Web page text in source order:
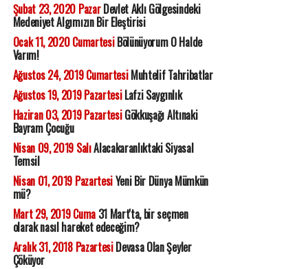
Şubat 23, 2020 PazarDevlet Aklı Gölgesindeki
Medeniyet Algımızın Bir Eleştirisi
Ocak 11, 2020 CumartesiBölünüyorum O Halde
Varım!
Ağustos 24, 2019 CumartesiMuhtelif Tahribatlar
Ağustos 19, 2019 PazartesiLafzi Saygınlık
Haziran 03, 2019 PazartesiGökkuşağı Altınaki
Bayram Çocuğu
Nisan 09, 2019 SalıAlacakaranlıktaki Siyasal
Temsil
Nisan 01, 2019 PazartesiYeni Bir Dünya Mümkün
mü?
Mart 29, 2019 Cuma31 Mart'ta, bir seçmen
olarak nasıl hareket edeceğim?
Aralık 31, 2018 PazartesiDevasa Olan Şeyler
Çöküyor